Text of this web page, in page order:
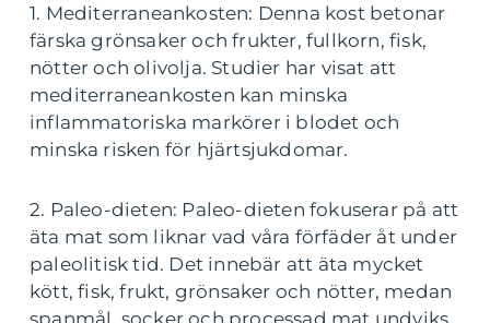
1. Mediterraneankosten: Denna kost betonar
färska grönsaker och frukter, fullkorn, fisk,
nötter och olivolja. Studier har visat att
mediterraneankosten kan minska
inflammatoriska markörer i blodet och
minska risken för hjärtsjukdomar.
2. Paleo-dieten: Paleo-dieten fokuserar på att
äta mat som liknar vad våra förfäder åt under
paleolitisk tid. Det innebär att äta mycket
kött, fisk, frukt, grönsaker och nötter, medan
spanmål, socker och processad mat undviks.